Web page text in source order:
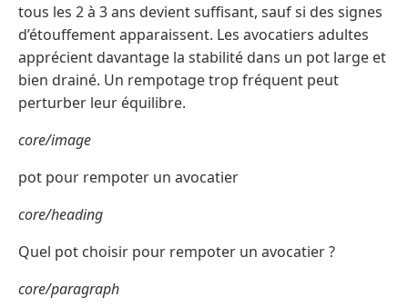
tous les 2 à 3 ans devient suffisant, sauf si des signes
d’étouffement apparaissent. Les avocatiers adultes
apprécient davantage la stabilité dans un pot large et
bien drainé. Un rempotage trop fréquent peut
perturber leur équilibre.
core/image
pot pour rempoter un avocatier
core/heading
Quel pot choisir pour rempoter un avocatier ?
core/paragraph